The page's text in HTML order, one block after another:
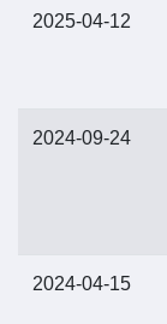
2025-04-12
2024-09-24
2024-04-15